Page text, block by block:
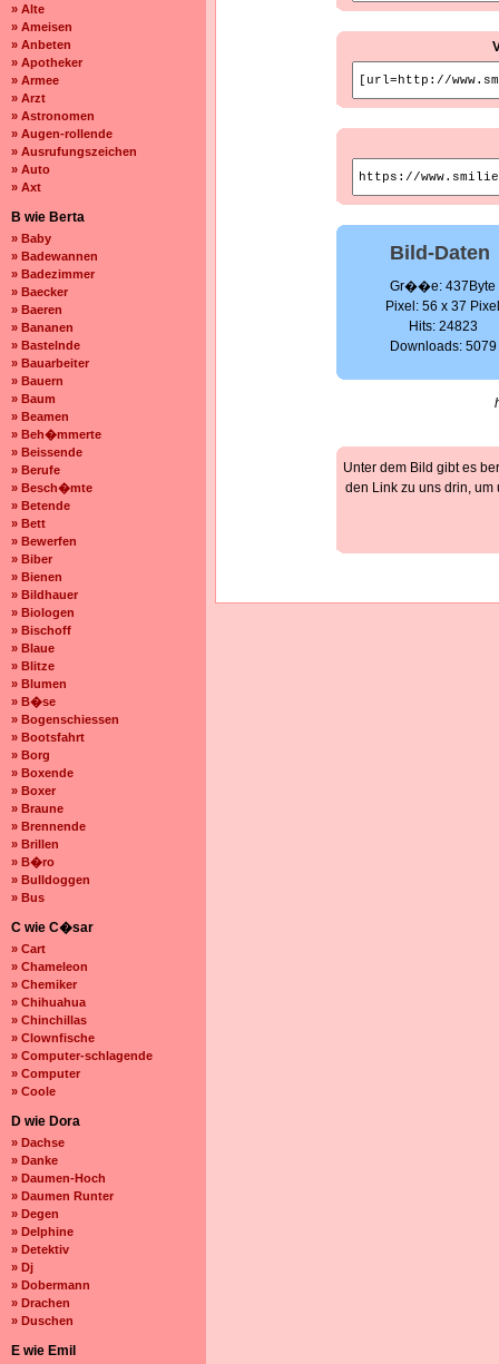
» Alte
» Ameisen
» Anbeten
» Apotheker
» Armee
» Arzt
» Astronomen
» Augen-rollende
» Ausrufungszeichen
» Auto
» Axt
B wie Berta
» Baby
» Badewannen
» Badezimmer
» Baecker
» Baeren
» Bananen
» Bastelnde
» Bauarbeiter
» Bauern
» Baum
» Beamen
» Beh�mmerte
» Beissende
» Berufe
» Besch�mte
» Betende
» Bett
» Bewerfen
» Biber
» Bienen
» Bildhauer
» Biologen
» Bischoff
» Blaue
» Blitze
» Blumen
» B�se
» Bogenschiessen
» Bootsfahrt
» Borg
» Boxende
» Boxer
» Braune
» Brennende
» Brillen
» B�ro
» Bulldoggen
» Bus
C wie C�sar
» Cart
» Chameleon
» Chemiker
» Chihuahua
» Chinchillas
» Clownfische
» Computer-schlagende
» Computer
» Coole
D wie Dora
» Dachse
» Danke
» Daumen-Hoch
» Daumen Runter
» Degen
» Delphine
» Detektiv
» Dj
» Dobermann
» Drachen
» Duschen
E wie Emil
Bild-Daten
Gr��e: 437Byte
Pixel: 56 x 37
Hits: 24823
Downloads: 5079
Unter dem Bild gibt es
den Link zu uns drin,